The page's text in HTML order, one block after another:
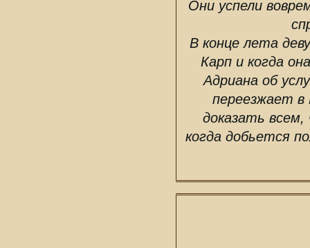
Они успели
В конце лета
Карп и когда
Адриана об
переезжает в
доказать
когда добьется